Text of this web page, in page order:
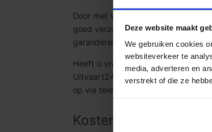
Deze website maakt
We gebruiken cookies
websiteverkeer te
media, adverteren en
verstrekt of die ze
Door met vaste uitvaartpakketten
goed verzorgt, persoonlijk en
garanderen.
Heeft u vragen of wilt u graag meer
Uitvaart24 is 24 uur per dag
op via telefoonnummer
Kosten uitvaart in